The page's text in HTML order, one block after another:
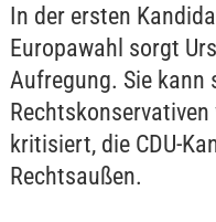
In der ersten
Europawahl sorgt
Aufregung. Sie kann
Rechtskonservativen
kritisiert, die CDU-
Rechtsaußen.